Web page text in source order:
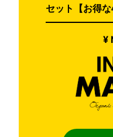
セット【お得な
¥